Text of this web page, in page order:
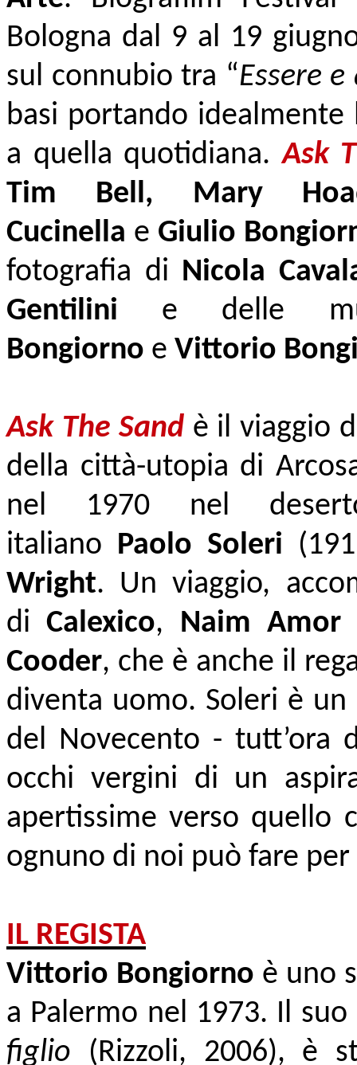
Bologna dal 9 al 19
sul connubio tra “Essere e
basi portando
a quella quotidiana.Ask
Tim Bell, Mary
Cucinella e Giulio
fotografia di Nicola
Gentilini e delle
Bongiorno e Vittorio
Ask The Sand è il viaggio
della città-utopia di
nel 1970 nel deserto
italiano Paolo Soleri
Wright. Un viaggio,
diCalexico, Naim Amor
Cooder, che è anche il
diventa uomo. Soleri è
del Novecento - tutt’ora
occhi vergini di un
apertissime verso quello
ognuno di noi può fare
IL REGISTA
Vittorio Bongiorno è uno
a Palermo nel 1973. Il
figlio (Rizzoli, 2006), è